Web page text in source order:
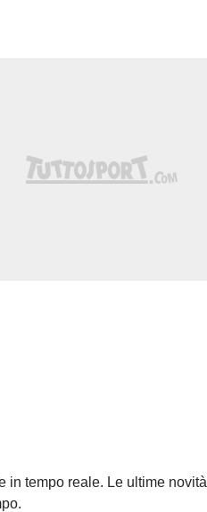
in tempo reale. Le ultime novità